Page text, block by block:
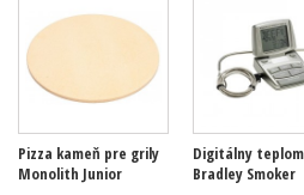
Pizza kameň pre grily
Monolith Junior
Digitálny
Bradley Smoker